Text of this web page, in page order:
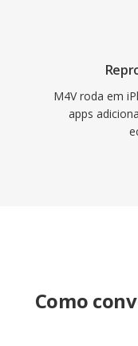
M4V roda em
apps
Como